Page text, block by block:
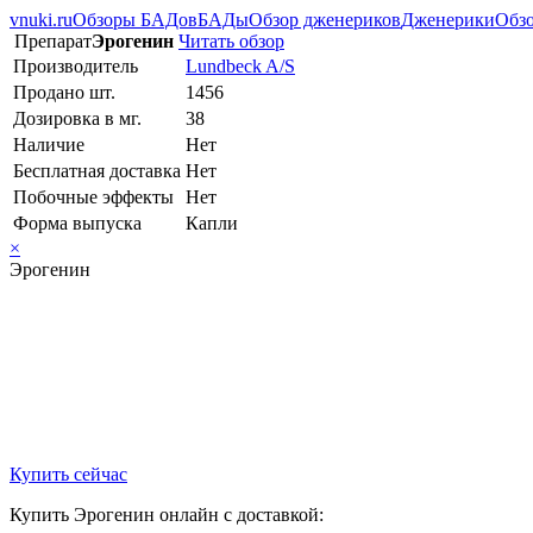
vnuki.ruОбзоры БАДовБАДыОбзор дженериковДженерики
ПрепаратЭрогенин Читать обзор
Производитель
Lundbeck A/S
Продано шт.
1456
Дозировка в мг.
38
Наличие
Нет
Бесплатная доставка Нет
Побочные эффекты Нет
Форма выпуска
Капли
×
Эрогенин
Купить сейчас
Купить Эрогенин онлайн с доставкой: